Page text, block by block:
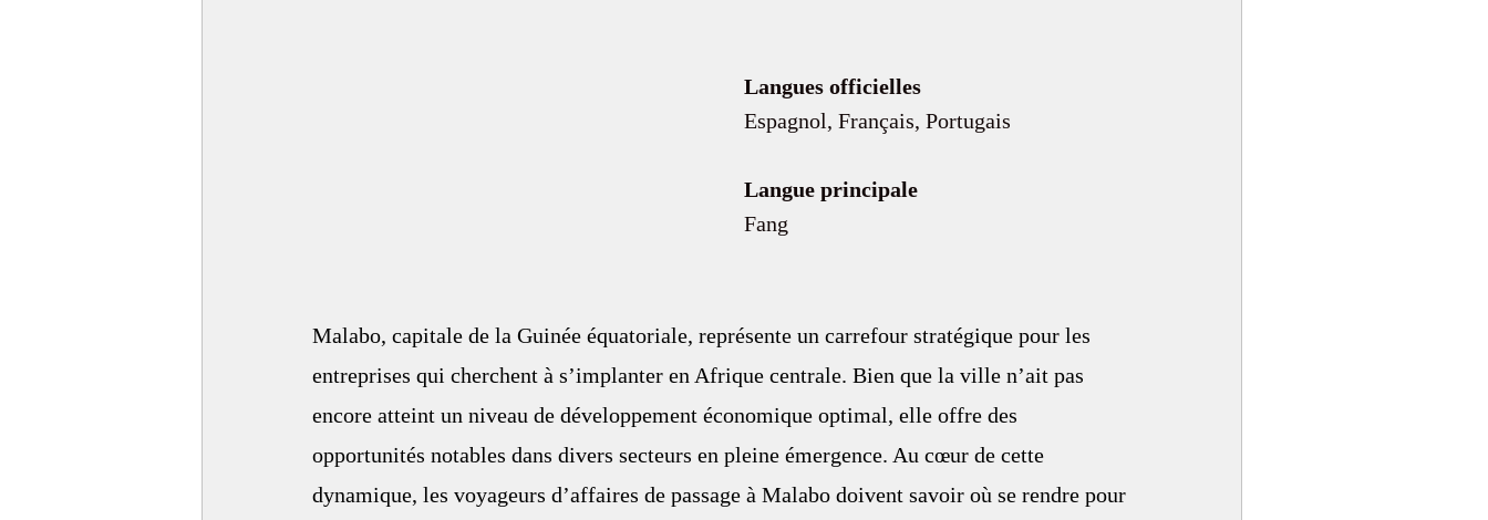
Langues officielles
Espagnol, Français, Portugais
Langue principale
Fang
Malabo, capitale de la Guinée équatoriale, représente un carrefour stratégique pour les
entreprises qui cherchent à s’implanter en Afrique centrale. Bien que la ville n’ait pas
encore atteint un niveau de développement économique optimal, elle offre des
opportunités notables dans divers secteurs en pleine émergence. Au cœur de cette
dynamique, les voyageurs d’affaires de passage à Malabo doivent savoir où se rendre pour